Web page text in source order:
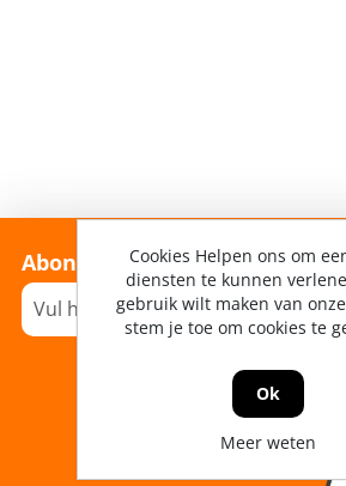
Abonneer je op onze
Cookies Helpen ons om
diensten te kunnen
gebruik wilt maken van
stem je toe om cookies te
Ok
Meer weten